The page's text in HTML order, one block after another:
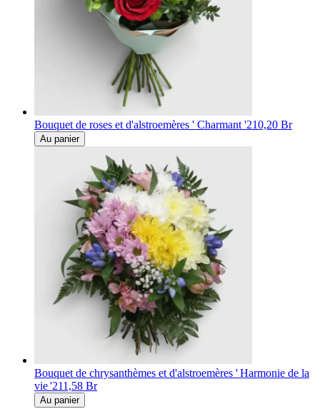
Bouquet de roses et d'alstroemères ' Charmant '210,20 Br
Au panier
Bouquet de chrysanthèmes et d'alstroemères ' Harmonie de la
vie '211,58 Br
Au panier